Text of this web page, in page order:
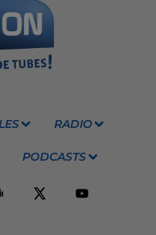
RADIO
PODCASTS